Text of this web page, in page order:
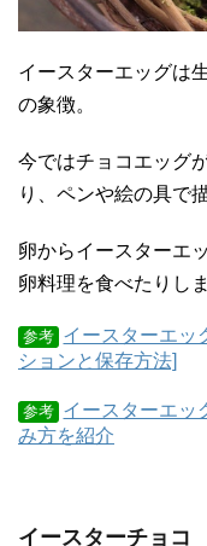
イースターエッグは
の象徴。
今ではチョコエッグ
り、ペンや絵の具で
卵からイースターエ
卵料理を食べたりしま
参考 イースターエッ
ションと保存方法]
参考 イースターエッ
み方を紹介
イースターチョコ